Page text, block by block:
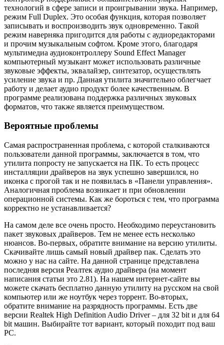
технологий в сфере записи и проигрывании звука. Например,
режим Full Duplex. Это особая функция, которая позволяет
записывать и воспроизводить звук одновременно. Такой
режим наверняка пригодится для работы с аудиоредакторами
и прочим музыкальным софтом. Кроме этого, благодаря
мультимедиа аудиоконтроллеру Sound Effect Manager
компьютерный музыкант может использовать различные
звуковые эффекты, эквалайзер, синтезатор, осуществлять
усиление звука и пр. Данная утилита значительно облегчает
работу и делает аудио продукт более качественным. В
программе реализована поддержка различных звуковых
форматов, что также является преимуществом.
Вероятные проблемы
Самая распространенная проблема, с которой сталкиваются
пользователи данной программы, заключается в том, что
утилита попросту не запускается на ПК. То есть процесс
инсталляции драйверов на звук успешно завершился, но
иконка с прогой так и не появилась в «Панели управления».
Аналогичная проблема возникает и при обновлении
операционной системы. Как же бороться с тем, что программа
корректно не устанавливается?
На самом деле все очень просто. Необходимо переустановить
пакет звуковых драйверов. Тем не менее есть несколько
нюансов. Во-первых, обратите внимание на версию утилиты.
Скачивайте лишь самый новый драйвер пак. Сделать это
можно у нас на сайте. На данной странице представлена
последняя версия Реалтек аудио драйвера (на момент
написания статьи это 2.81). На нашем интернет-сайте вы
можете скачать бесплатно данную утилиту на русском на свой
компьютер или же ноутбук через торрент. Во-вторых,
обратите внимание на разрядность программы. Есть две
версии Realtek High Definition Audio Driver – для 32 bit и для 64
bit машин. Выбирайте тот вариант, который походит под ваш
PC.